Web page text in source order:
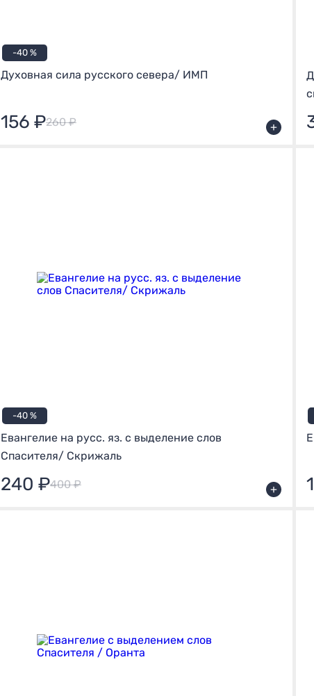
-40 %
Духовная сила русского севера/ ИМП
156 ₽260 ₽ +
-40 %
Евангелие на русс. яз. с выделение слов
Спасителя/ Скрижаль
240 ₽400 ₽ +